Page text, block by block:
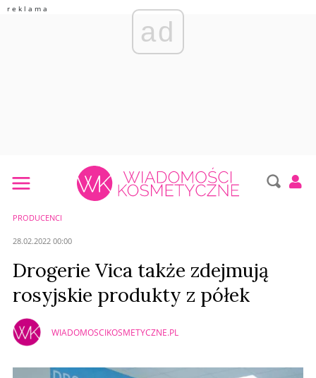
ad
PRODUCENCI
28.02.2022 00:00
Drogerie Vica także zdejmują
rosyjskie produkty z półek
WIADOMOSCIKOSMETYCZNE.PL